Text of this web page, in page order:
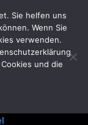
7966281
0
Sie helfen uns
Wenn Sie
verwenden.
und die